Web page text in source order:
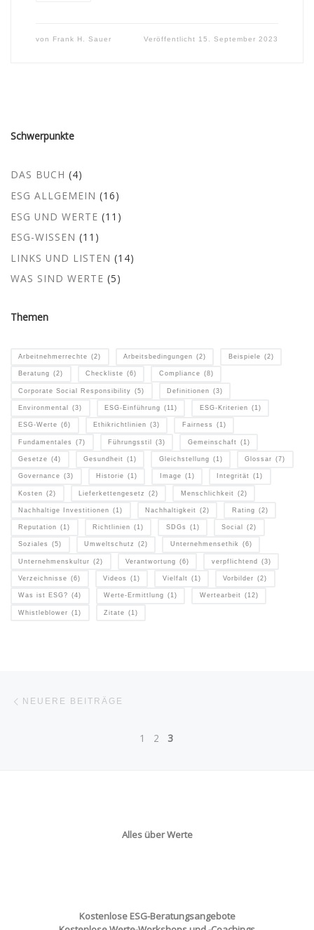
von Frank H. Sauer Veröffentlicht 15. September 2023
Schwerpunkte
DAS BUCH (4)
ESG ALLGEMEIN (16)
ESG UND WERTE (11)
ESG-WISSEN (11)
LINKS UND LISTEN (14)
WAS SIND WERTE (5)
Themen
Arbeitnehmerrechte (2) Arbeitsbedingungen (2) Beispiele (2)
Beratung (2) Checkliste (6) Compliance (8)
Corporate Social Responsibility (5) Definitionen (3)
Environmental (3) ESG-Einführung (11) ESG-Kriterien (1)
ESG-Werte (6) Ethikrichtlinien (3) Fairness (1)
Fundamentales (7) Führungsstil (3) Gemeinschaft (1)
Gesetze (4) Gesundheit (1) Gleichstellung (1) Glossar (7)
Governance (3) Historie (1) Image (1) Integrität (1)
Kosten (2) Lieferkettengesetz (2) Menschlichkeit (2)
Nachhaltige Investitionen (1) Nachhaltigkeit (2) Rating (2)
Reputation (1) Richtlinien (1) SDGs (1) Social (2)
Soziales (5) Umweltschutz (2) Unternehmensethik (6)
Unternehmenskultur (2) Verantwortung (6) verpflichtend (3)
Verzeichnisse (6) Videos (1) Vielfalt (1) Vorbilder (2)
Was ist ESG? (4) Werte-Ermittlung (1) Wertearbeit (12)
Whistleblower (1) Zitate (1)
NEUERE BEITRÄGE
1 2 3
Alles über Werte
Kostenlose ESG-Beratungsangebote